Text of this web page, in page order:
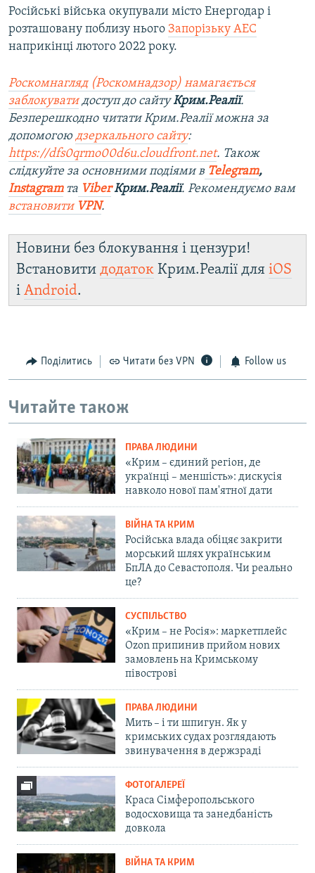
Російські війська окупували місто Енергодар і
розташовану поблизу нього Запорізьку АЕС
наприкінці лютого 2022 року.
Роскомнагляд (Роскомнадзор) намагається
заблокуватидоступ до сайтуКрим.Реалії.
Безперешкодно читати Крим.Реалії можна за
допомогою дзеркального сайту:
https://dfs0qrmo00d6u.cloudfront.net. Також
слідкуйте за основними подіями в Telegram,
Instagramта ViberКрим.Реалії. Рекомендуємо вам
встановити VPN.
Новини без блокування і цензури!
Встановити додаток Крим.Реалії для iOS
і Android.
Поділитись Читати без VPN Follow us
Читайте також
ПРАВА ЛЮДИНИ
«Крим – єдиний регіон, де
українці – меншість»: дискусія
навколо нової пам'ятної дати
ВІЙНА ТА КРИМ
Російська влада обіцяє закрити
морський шлях українським
БпЛА до Севастополя. Чи реально
це?
СУСПІЛЬСТВО
«Крим – не Росія»: маркетплейс
Ozon припинив прийом нових
замовлень на Кримському
півострові
ПРАВА ЛЮДИНИ
Мить – і ти шпигун. Як у
кримських судах розглядають
звинувачення в держзраді
ФОТОГАЛЕРЕЇ
Краса Сімферопольського
водосховища та занедбаність
довкола
ВІЙНА ТА КРИМ